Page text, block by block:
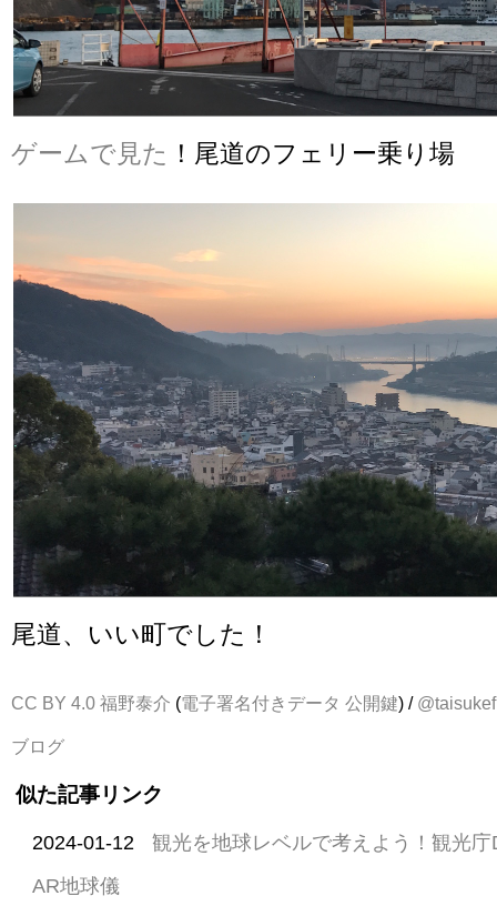
ゲームで見た ！尾道のフェリー乗り場
尾道、いい町でした！
CC BY 4.0 福野泰介 (電子署名付きデータ 公開鍵) / @taisukef
ブログ
似た記事リンク
2024-01-12
観光を地球レベルで考えよう！観光
AR地球儀